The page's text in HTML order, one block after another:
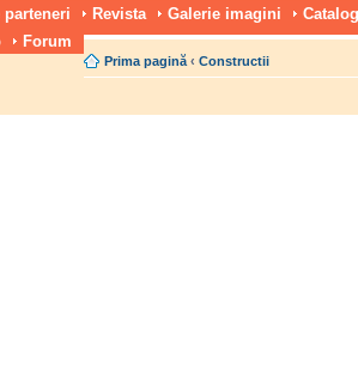
parteneri Revista Galerie imagini
Forum
Prima pagină ‹ Constructii